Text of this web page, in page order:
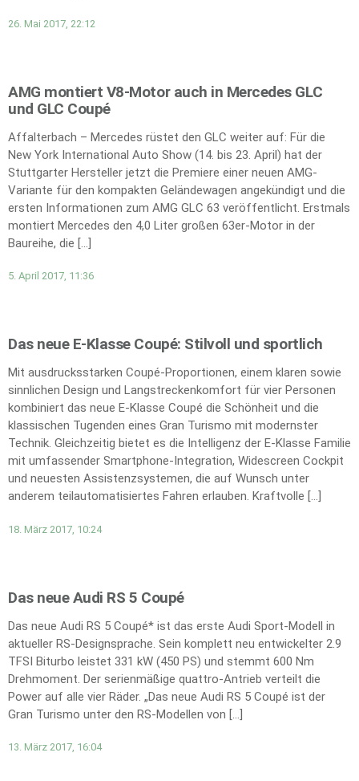
26. Mai 2017, 22:12
AMG montiert V8-Motor auch in Mercedes GLC
und GLC Coupé
Affalterbach – Mercedes rüstet den GLC weiter auf: Für die
New York International Auto Show (14. bis 23. April) hat der
Stuttgarter Hersteller jetzt die Premiere einer neuen AMG-
Variante für den kompakten Geländewagen angekündigt und die
ersten Informationen zum AMG GLC 63 veröffentlicht. Erstmals
montiert Mercedes den 4,0 Liter großen 63er-Motor in der
Baureihe, die […]
5. April 2017, 11:36
Das neue E-Klasse Coupé: Stilvoll und sportlich
Mit ausdrucksstarken Coupé-Proportionen, einem klaren sowie
sinnlichen Design und Langstreckenkomfort für vier Personen
kombiniert das neue E‑Klasse Coupé die Schönheit und die
klassischen Tugenden eines Gran Turismo mit modernster
Technik. Gleichzeitig bietet es die Intelligenz der E‑Klasse Familie
mit umfassender Smartphone-Integration, Widescreen Cockpit
und neuesten Assistenzsystemen, die auf Wunsch unter
anderem teilautomatisiertes Fahren erlauben. Kraftvolle […]
18. März 2017, 10:24
Das neue Audi RS 5 Coupé
Das neue Audi RS 5 Coupé* ist das erste Audi Sport-Modell in
aktueller RS-Designsprache. Sein komplett neu entwickelter 2.9
TFSI Biturbo leistet 331 kW (450 PS) und stemmt 600 Nm
Drehmoment. Der serienmäßige quattro-Antrieb verteilt die
Power auf alle vier Räder. „Das neue Audi RS 5 Coupé ist der
Gran Turismo unter den RS-Modellen von […]
13. März 2017, 16:04